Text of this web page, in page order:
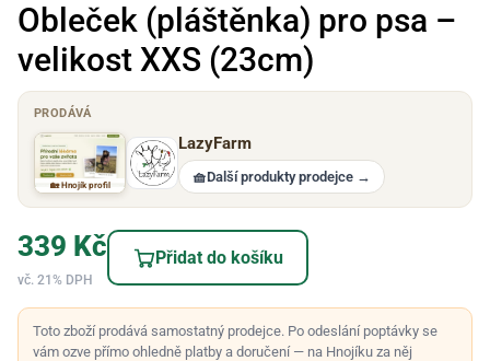
Obleček (pláštěnka) pro psa –
velikost XXS (23cm)
PRODÁVÁ
🏡 Hnojík profil
LazyFarm
🧺Další produkty prodejce →
339 Kč
vč. 21% DPH
Přidat do košíku
Toto zboží prodává samostatný prodejce. Po odeslání poptávky se
vám ozve přímo ohledně platby a doručení — na Hnojíku za něj